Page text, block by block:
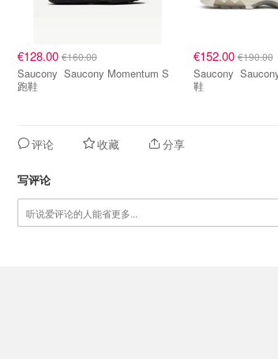
€128.00 €160.00
Saucony Saucony Momentum S
跑鞋
€152.00€190.00
Saucony Saucony Matrix Fade 跑
鞋
评论 收藏 分享
写评论